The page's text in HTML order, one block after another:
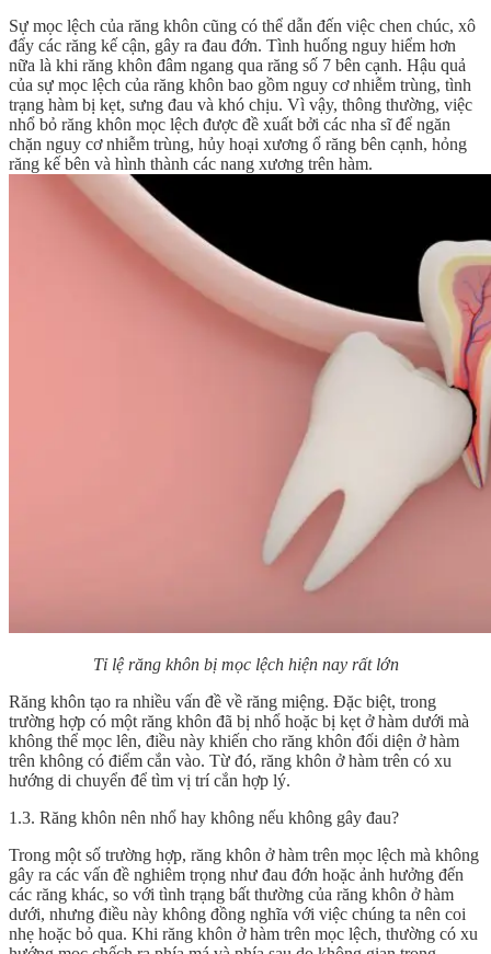
Sự mọc lệch của răng khôn cũng có thể dẫn đến việc chen chúc, xô
đẩy các răng kế cận, gây ra đau đớn. Tình huống nguy hiểm hơn
nữa là khi răng khôn đâm ngang qua răng số 7 bên cạnh. Hậu quả
của sự mọc lệch của răng khôn bao gồm nguy cơ nhiễm trùng, tình
trạng hàm bị kẹt, sưng đau và khó chịu. Vì vậy, thông thường, việc
nhổ bỏ răng khôn mọc lệch được đề xuất bởi các nha sĩ để ngăn
chặn nguy cơ nhiễm trùng, hủy hoại xương ổ răng bên cạnh, hỏng
răng kế bên và hình thành các nang xương trên hàm.
Tỉ lệ răng khôn bị mọc lệch hiện nay rất lớn
Răng khôn tạo ra nhiều vấn đề về răng miệng. Đặc biệt, trong
trường hợp có một răng khôn đã bị nhổ hoặc bị kẹt ở hàm dưới mà
không thể mọc lên, điều này khiến cho răng khôn đối diện ở hàm
trên không có điểm cắn vào. Từ đó, răng khôn ở hàm trên có xu
hướng di chuyển để tìm vị trí cắn hợp lý.
1.3. Răng khôn nên nhổ hay không nếu không gây đau?
Trong một số trường hợp, răng khôn ở hàm trên mọc lệch mà không
gây ra các vấn đề nghiêm trọng như đau đớn hoặc ảnh hưởng đến
các răng khác, so với tình trạng bất thường của răng khôn ở hàm
dưới, nhưng điều này không đồng nghĩa với việc chúng ta nên coi
nhẹ hoặc bỏ qua. Khi răng khôn ở hàm trên mọc lệch, thường có xu